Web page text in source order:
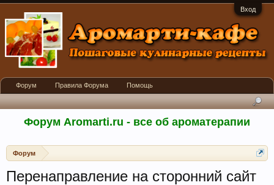
Вход
Форум Aromarti.ru - все об ароматерапии
Форум
Перенаправление на сторонний сайт
Форум Правила Форума Помощь